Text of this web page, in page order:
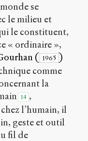
se
le milieu et
le constituent,
« ordinaire »,
( 1965 )
comme
la
14 ,
l’humain, il
geste et outil
fil de